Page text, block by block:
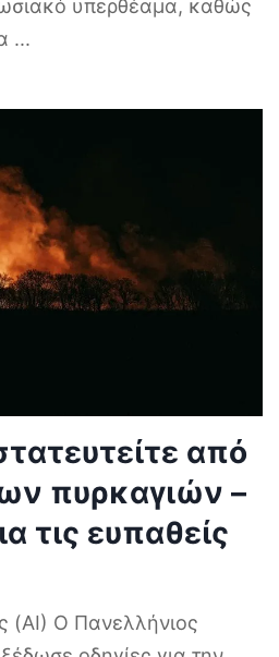
υπερθέαμα, καθώς
...
από
πυρκαγιών –
τις ευπαθείς
(AI) Ο Πανελλήνιος